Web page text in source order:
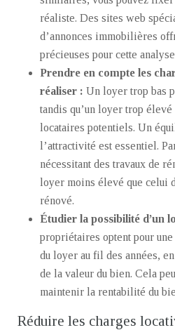
réaliste. Des sites web
d’annonces immobilières
précieuses pour cette
Prendre en compte les
réaliser : Un loyer trop bas
tandis qu’un loyer trop
locataires potentiels. Un
l’attractivité est essentiel.
nécessitant des travaux de
loyer moins élevé que celui
rénové.
Étudier la possibilité d’un
propriétaires optent pour
du loyer au fil des années,
de la valeur du bien. Cela
maintenir la rentabilité du
Réduire les charges